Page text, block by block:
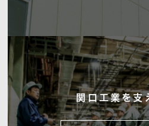
関口工業を支